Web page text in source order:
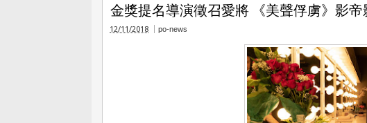
金獎提名導演徵召愛將 《美聲俘虜》影
12/11/2018 po-news